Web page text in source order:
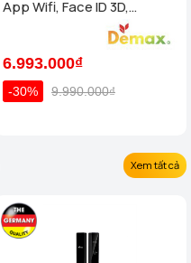
App Wifi, Face ID 3D,
Remote của tiêu chuẩn Đức
6.993.000₫
-30% 9.990.000₫
Xem tất cả